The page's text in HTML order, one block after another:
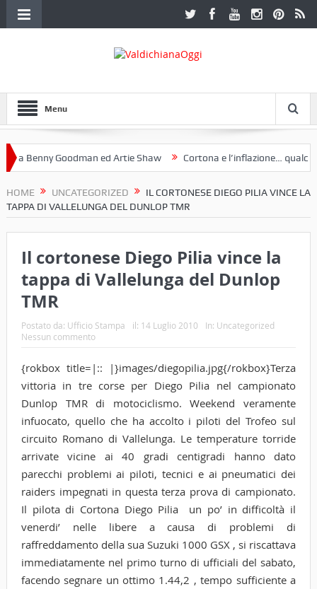
Menu
a Benny Goodman ed Artie Shaw Cortona e l’inflazione… qualche
HOME UNCATEGORIZED
IL CORTONESE DIEGO PILIA VINCE LA
TAPPA DI VALLELUNGA DEL DUNLOP TMR
Il cortonese Diego Pilia vince la
tappa di Vallelunga del Dunlop
TMR
Postato da: Ufficio Stampa il: 14 Luglio 2010 In: Uncategorized
Nessun commento
{rokbox title=|:: |}images/diegopilia.jpg{/rokbox}Terza
vittoria in tre corse per Diego Pilia nel campionato
Dunlop TMR di motociclismo. Weekend veramente
infuocato, quello che ha accolto i piloti del Trofeo sul
circuito Romano di Vallelunga. Le temperature torride
arrivate vicine ai 40 gradi centigradi hanno dato
parecchi problemi ai piloti, tecnici e ai pneumatici dei
raiders impegnati in questa terza prova di campionato.
Il pilota di Cortona Diego Pilia un po’ in difficoltà il
venerdi’ nelle libere a causa di problemi di
raffreddamento della sua Suzuki 1000 GSX , si riscattava
immediatamente nel primo turno di ufficiali del sabato,
facendo segnare un ottimo 1.44,2 , tempo sufficiente a